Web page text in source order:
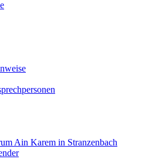
Ain Karem in Stranzenbach